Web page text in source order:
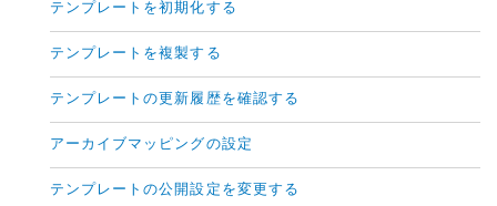
テンプレートを初期化する
テンプレートを複製する
テンプレートの更新履歴を確認する
アーカイブマッピングの設定
テンプレートの公開設定を変更する